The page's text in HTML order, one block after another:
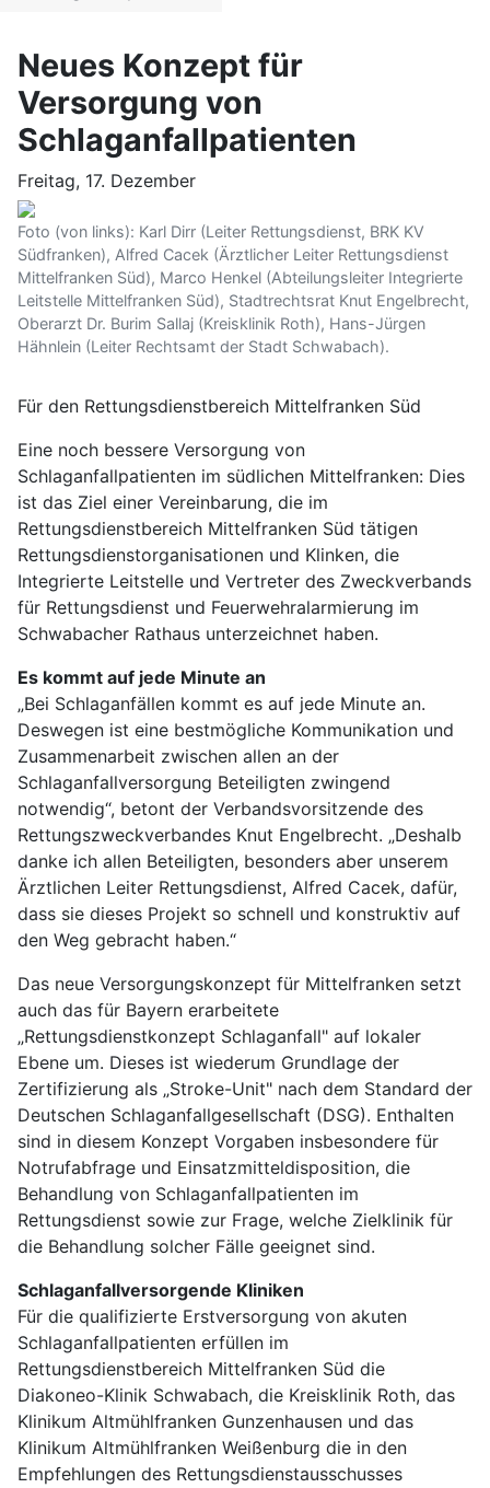
Neues Konzept für
Versorgung von
Schlaganfallpatienten
Freitag, 17. Dezember
Foto (von links): Karl Dirr (Leiter Rettungsdienst, BRK KV
Südfranken), Alfred Cacek (Ärztlicher Leiter Rettungsdienst
Mittelfranken Süd), Marco Henkel (Abteilungsleiter Integrierte
Leitstelle Mittelfranken Süd), Stadtrechtsrat Knut Engelbrecht,
Oberarzt Dr. Burim Sallaj (Kreisklinik Roth), Hans-Jürgen
Hähnlein (Leiter Rechtsamt der Stadt Schwabach).
Für den Rettungsdienstbereich Mittelfranken Süd
Eine noch bessere Versorgung von
Schlaganfallpatienten im südlichen Mittelfranken: Dies
ist das Ziel einer Vereinbarung, die im
Rettungsdienstbereich Mittelfranken Süd tätigen
Rettungsdienstorganisationen und Klinken, die
Integrierte Leitstelle und Vertreter des Zweckverbands
für Rettungsdienst und Feuerwehralarmierung im
Schwabacher Rathaus unterzeichnet haben.
Es kommt auf jede Minute an
„Bei Schlaganfällen kommt es auf jede Minute an.
Deswegen ist eine bestmögliche Kommunikation und
Zusammenarbeit zwischen allen an der
Schlaganfallversorgung Beteiligten zwingend
notwendig“, betont der Verbandsvorsitzende des
Rettungszweckverbandes Knut Engelbrecht. „Deshalb
danke ich allen Beteiligten, besonders aber unserem
Ärztlichen Leiter Rettungsdienst, Alfred Cacek, dafür,
dass sie dieses Projekt so schnell und konstruktiv auf
den Weg gebracht haben.“
Das neue Versorgungskonzept für Mittelfranken setzt
auch das für Bayern erarbeitete
„Rettungsdienstkonzept Schlaganfall" auf lokaler
Ebene um. Dieses ist wiederum Grundlage der
Zertifizierung als „Stroke-Unit" nach dem Standard der
Deutschen Schlaganfallgesellschaft (DSG). Enthalten
sind in diesem Konzept Vorgaben insbesondere für
Notrufabfrage und Einsatzmitteldisposition, die
Behandlung von Schlaganfallpatienten im
Rettungsdienst sowie zur Frage, welche Zielklinik für
die Behandlung solcher Fälle geeignet sind.
Schlaganfallversorgende Kliniken
Für die qualifizierte Erstversorgung von akuten
Schlaganfallpatienten erfüllen im
Rettungsdienstbereich Mittelfranken Süd die
Diakoneo-Klinik Schwabach, die Kreisklinik Roth, das
Klinikum Altmühlfranken Gunzenhausen und das
Klinikum Altmühlfranken Weißenburg die in den
Empfehlungen des Rettungsdienstausschusses